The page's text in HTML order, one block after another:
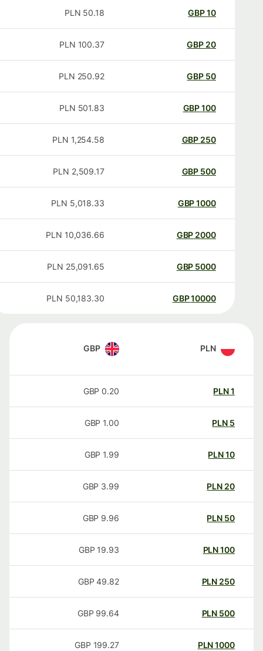
GBP
50.18
PLN
20
GBP
100.37
PLN
50
GBP
250.92
PLN
100
GBP
501.83
PLN
250
GBP
1,254.58
PLN
500
GBP
2,509.17
PLN
1000
GBP
5,018.33
PLN
2000
GBP
10,036.66
PLN
5000
GBP
25,091.65
PLN
10000
GBP
50,183.30
PLN
PLN
GBP
PLN
0.20
GBP
PLN
1.00
GBP
PLN
1.99
GBP
20
PLN
3.99
GBP
50
PLN
9.96
GBP
100
PLN
19.93
GBP
250
PLN
49.82
GBP
500
PLN
99.64
GBP
1000
PLN
199.27
GBP